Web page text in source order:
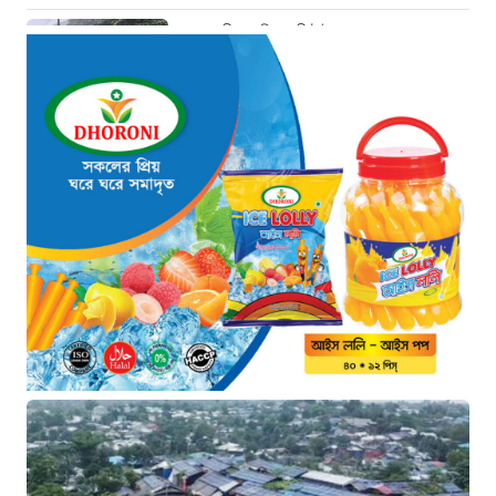
চীনে শক্তিশালী টাইফুনের আঘাত: ঘর
হারিয়েছেন ১০ লাখ বাসিন্দা
এক যুগ পর আত্মসমর্পণ: মৃত্যুদণ্ডের বিরুদ্ধে
আপিল করলেন আবুল কালাম আযাদ
৫ ঘণ্টা আগে
প্রধানমন্ত্রী তারেক রহমানের সঙ্গে ভারতীয়
হাইকমিশনারের সৌজন্য সাক্ষাৎ
৫ ঘণ্টা আগে
শিক্ষায় নারীদের জয়গান: পাসের হারে অনন্য
মেয়েরা
৫ ঘণ্টা আগে
সৌদি আরবে কারখানায় আগুন: ১৬ বাংলাদেশী
শ্রমিকের মৃত্যু
৫ ঘণ্টা আগে